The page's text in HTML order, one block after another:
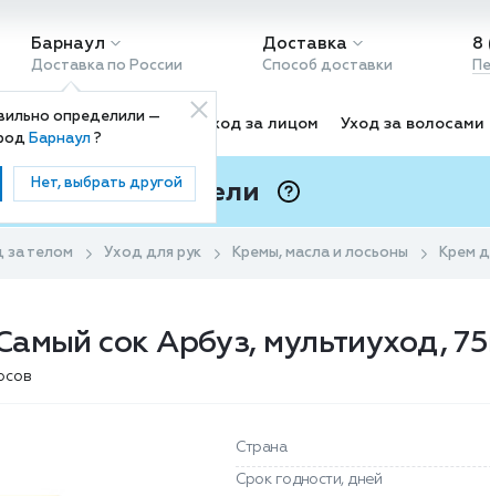
Барнаул
Доставка по России
определили —
Барнаул?
Нет, выбрать другой
Доставка
Способ доставки
8
косметика Уход за лицом Уход за волосами
ваши с Подели
за телом Уход для рук Кремы, масла и лосьоны Крем
сок Арбуз, мультиуход,
Страна
Срок годности, дней